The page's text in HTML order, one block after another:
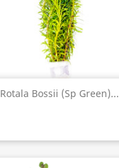
Rotala Bossii (sp Green)...